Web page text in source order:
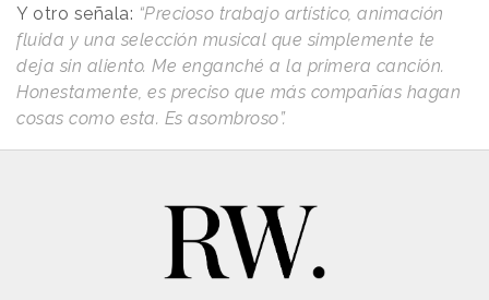
Y otro señala: “Precioso trabajo artístico, animación
fluida y una selección musical que simplemente te
deja sin aliento. Me enganché a la primera canción.
Honestamente, es preciso que más compañías hagan
cosas como esta. Es asombroso”.